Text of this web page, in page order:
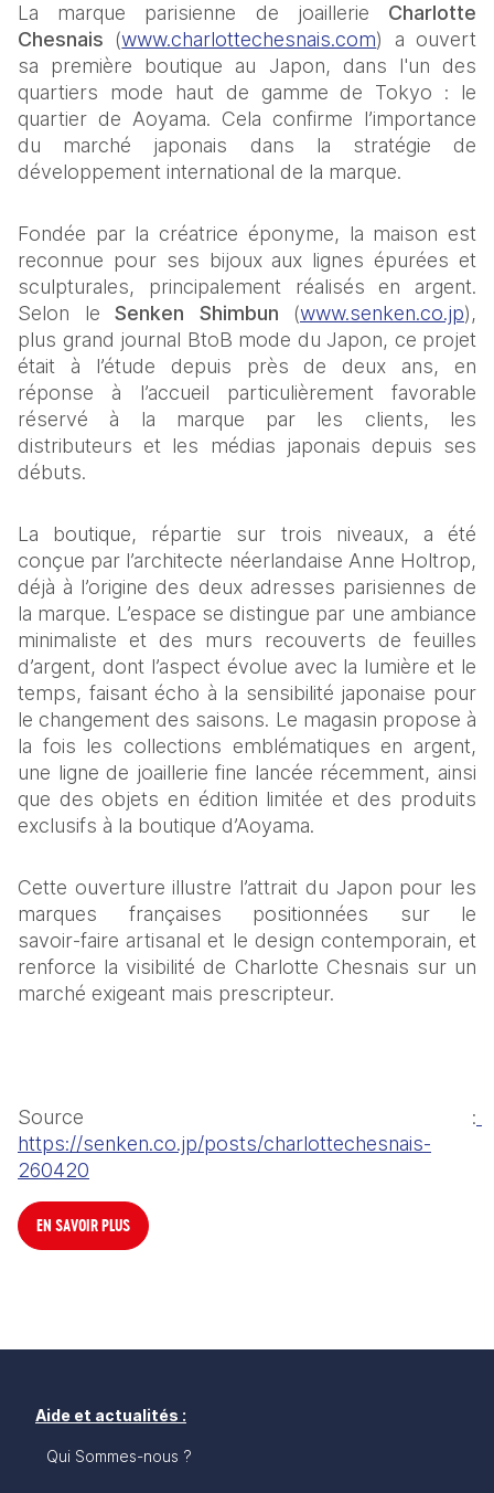
La marque parisienne de joaillerie Charlotte
Chesnais (www.charlottechesnais.com) a ouvert
sa première boutique au Japon, dans l'un des
quartiers mode haut de gamme de Tokyo : le
quartier de Aoyama. Cela confirme l’importance
du marché japonais dans la stratégie de
développement international de la marque.
Fondée par la créatrice éponyme, la maison est
reconnue pour ses bijoux aux lignes épurées et
sculpturales, principalement réalisés en argent.
Selon le Senken Shimbun (www.senken.co.jp),
plus grand journal BtoB mode du Japon, ce projet
était à l’étude depuis près de deux ans, en
réponse à l’accueil particulièrement favorable
réservé à la marque par les clients, les
distributeurs et les médias japonais depuis ses
débuts.
La boutique, répartie sur trois niveaux, a été
conçue par l’architecte néerlandaise Anne Holtrop,
déjà à l’origine des deux adresses parisiennes de
la marque. L’espace se distingue par une ambiance
minimaliste et des murs recouverts de feuilles
d’argent, dont l’aspect évolue avec la lumière et le
temps, faisant écho à la sensibilité japonaise pour
le changement des saisons. Le magasin propose à
la fois les collections emblématiques en argent,
une ligne de joaillerie fine lancée récemment, ainsi
que des objets en édition limitée et des produits
exclusifs à la boutique d’Aoyama.
Cette ouverture illustre l’attrait du Japon pour les
marques françaises positionnées sur le
savoir‑faire artisanal et le design contemporain, et
renforce la visibilité de Charlotte Chesnais sur un
marché exigeant mais prescripteur.
Source :
https://senken.co.jp/posts/charlottechesnais-
260420
EN SAVOIR PLUS
Aide et actualités :
Qui Sommes-nous ?